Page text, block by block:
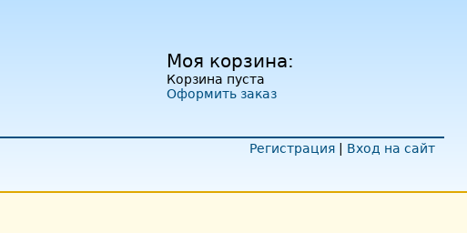
Моя корзина:
Корзина пуста
Оформить заказ
Регистрация
Вход на сайт